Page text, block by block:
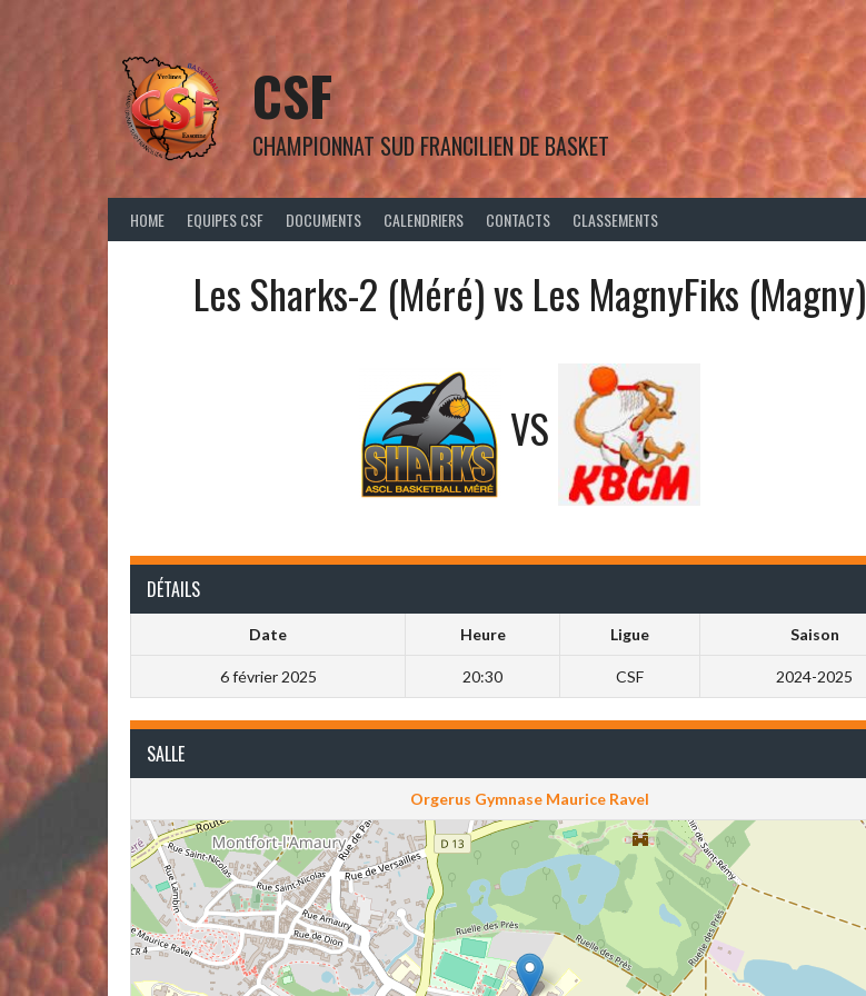
CSF
CHAMPIONNAT SUD FRANCILIEN DE BASKET
HOME EQUIPES CSF DOCUMENTS CALENDRIERS CONTACTS CLASSEMENTS
Les Sharks-2 (Méré) vs Les MagnyFiks (Magny)
VS
DÉTAILS
Date Heure Ligue Saison
6 février 2025 20:30 CSF 2024-2025
SALLE
Orgerus Gymnase Maurice Ravel